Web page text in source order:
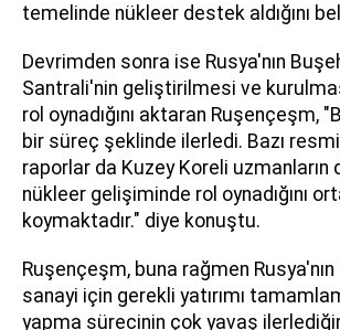
temelinde nükleer destek aldığını
Devrimden sonra ise Rusya'nın
Santrali'nin geliştirilmesi ve
rol oynadığını aktaran Ruşençeşm,
bir süreç şeklinde ilerledi. Bazı
raporlar da Kuzey Koreli uzmanların
nükleer gelişiminde rol oynadığını
koymaktadır." diye konuştu.
Ruşençeşm, buna rağmen
sanayi için gerekli yatırımı
yapma sürecinin çok yavaş